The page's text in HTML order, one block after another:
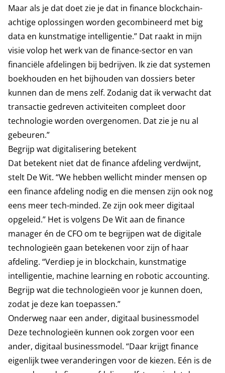
Maar als je dat doet zie je dat in finance blockchain-
achtige oplossingen worden gecombineerd met big
data en kunstmatige intelligentie.” Dat raakt in mijn
visie volop het werk van de finance-sector en van
financiële afdelingen bij bedrijven. Ik zie dat systemen
boekhouden en het bijhouden van dossiers beter
kunnen dan de mens zelf. Zodanig dat ik verwacht dat
transactie gedreven activiteiten compleet door
technologie worden overgenomen. Dat zie je nu al
gebeuren.”
Begrijp wat digitalisering betekent
Dat betekent niet dat de finance afdeling verdwijnt,
stelt De Wit. “We hebben wellicht minder mensen op
een finance afdeling nodig en die mensen zijn ook nog
eens meer tech-minded. Ze zijn ook meer digitaal
opgeleid.” Het is volgens De Wit aan de finance
manager én de CFO om te begrijpen wat de digitale
technologieën gaan betekenen voor zijn of haar
afdeling. “Verdiep je in blockchain, kunstmatige
intelligentie, machine learning en robotic accounting.
Begrijp wat die technologieën voor je kunnen doen,
zodat je deze kan toepassen.”
Onderweg naar een ander, digitaal businessmodel
Deze technologieën kunnen ook zorgen voor een
ander, digitaal businessmodel. “Daar krijgt finance
eigenlijk twee veranderingen voor de kiezen. Eén is de